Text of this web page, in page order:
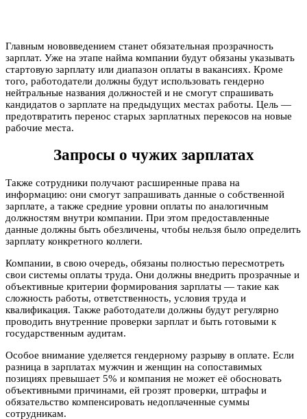
Главным нововведением станет обязательная прозрачность
зарплат. Уже на этапе найма компании будут обязаны указывать
стартовую зарплату или диапазон оплаты в вакансиях. Кроме
того, работодатели должны будут использовать гендерно
нейтральные названия должностей и не смогут спрашивать
кандидатов о зарплате на предыдущих местах работы. Цель —
предотвратить перенос старых зарплатных перекосов на новые
рабочие места.
Запросы о чужих зарплатах
Также сотрудники получают расширенные права на
информацию: они смогут запрашивать данные о собственной
зарплате, а также средние уровни оплаты по аналогичным
должностям внутри компании. При этом предоставленные
данные должны быть обезличены, чтобы нельзя было определить
зарплату конкретного коллеги.
Компании, в свою очередь, обязаны полностью пересмотреть
свои системы оплаты труда. Они должны внедрить прозрачные и
объективные критерии формирования зарплаты — такие как
сложность работы, ответственность, условия труда и
квалификация. Также работодатели должны будут регулярно
проводить внутренние проверки зарплат и быть готовыми к
государственным аудитам.
Особое внимание уделяется гендерному разрыву в оплате. Если
разница в зарплатах мужчин и женщин на сопоставимых
позициях превышает 5% и компания не может её обосновать
объективными причинами, ей грозят проверки, штрафы и
обязательство компенсировать недоплаченные суммы
сотрудникам.